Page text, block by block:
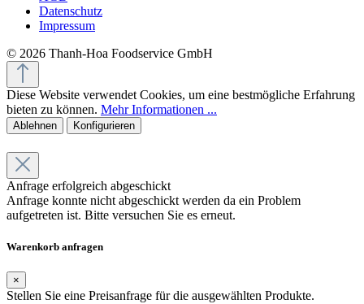
Datenschutz
Impressum
© 2026 Thanh-Hoa Foodservice GmbH
Diese Website verwendet Cookies, um eine bestmögliche Erfahrung
bieten zu können. Mehr Informationen ...
Ablehnen Konfigurieren
Anfrage erfolgreich abgeschickt
Anfrage konnte nicht abgeschickt werden da ein Problem
aufgetreten ist. Bitte versuchen Sie es erneut.
Warenkorb anfragen
×
Stellen Sie eine Preisanfrage für die ausgewählten Produkte.